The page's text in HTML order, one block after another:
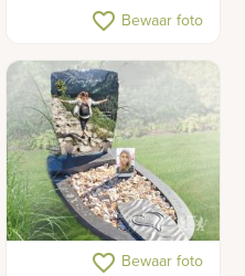
Antraciet grafmonument
met klassieke illustratie
favorite_border Bewaar foto
Gedenkteken voor een
favorite_border Bewaar foto